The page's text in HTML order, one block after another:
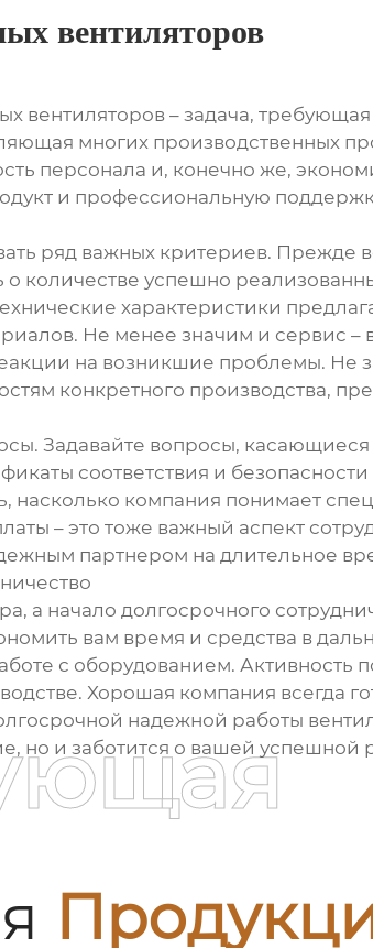
вентиляторов
– задача, требующая
многих производственных
персонала и, конечно же,
и профессиональную
ряд важных критериев. Прежде
количестве успешно
характеристики
Не менее значим и сервис –
на возникшие проблемы. Не
конкретного производства,
Задавайте вопросы,
соответствия и
насколько компания понимает
– это тоже важный аспект
партнером на длительное
а начало долгосрочного
вам время и средства в
с оборудованием. Активность
Хорошая компания всегда
надежной работы
но и заботится о вашей успешной